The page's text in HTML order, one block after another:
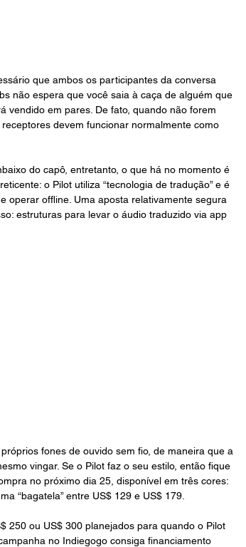
que ambos os participantes da conversa
não espera que você saia à caça de alguém que
vendido em pares. De fato, quando não forem
devem funcionar normalmente como
do capô, entretanto, o que há no momento é
o Pilot utiliza “tecnologia de tradução” e é
operar offline. Uma aposta relativamente segura
estruturas para levar o áudio traduzido via app
fones de ouvido sem fio, de maneira que a
vingar. Se o Pilot faz o seu estilo, então fique
no próximo dia 25, disponível em três cores:
“bagatela” entre US$ 129 e US$ 179.
250 ou US$ 300 planejados para quando o Pilot
no Indiegogo consiga financiamento